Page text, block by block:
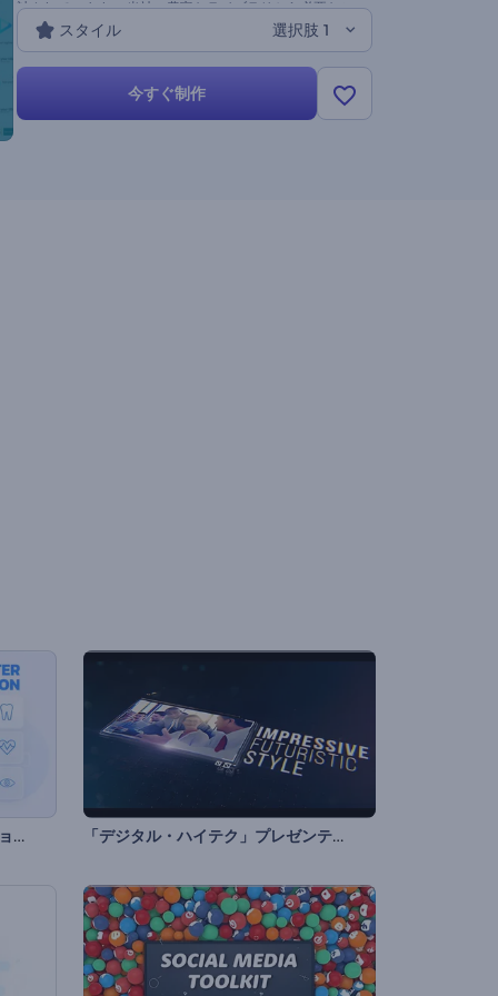
計されています。 当社の豊富なライブラリから必要なシ
ーンを選び、情報を記入し、今すぐインフォグラフィッ
クストーリーを構築してください！
スタイル 選択肢 1
今すぐ制作
医療センター用のプレゼンテーション 「デジタル・ハイテク」プレゼンテーション